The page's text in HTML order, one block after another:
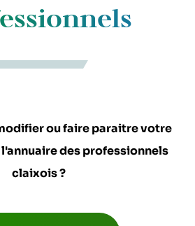
ou faire paraitre votre
des professionnels
claixois ?